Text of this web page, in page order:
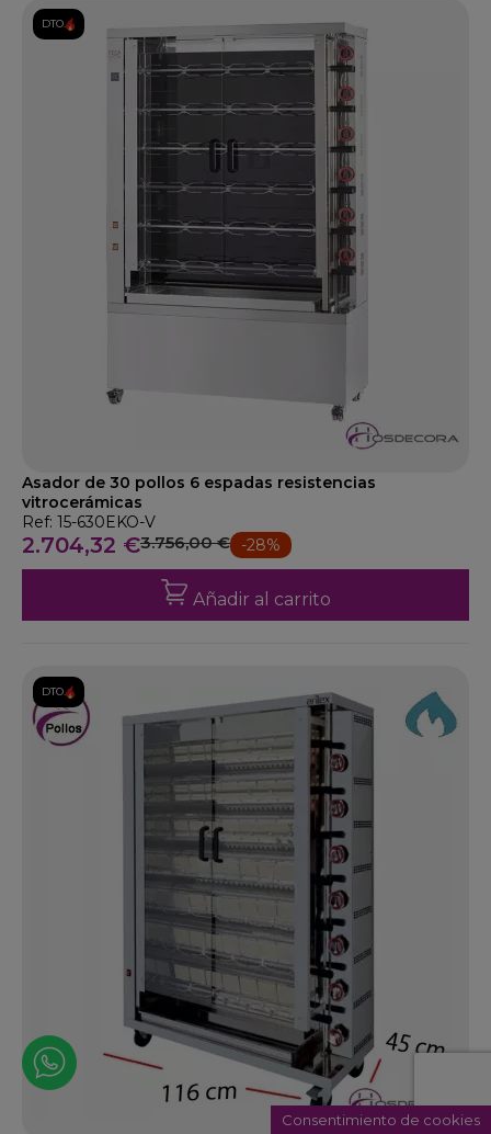
DTO.
Asador de 30 pollos 6 espadas resistencias
vitrocerámicas
Ref: 15-630EKO-V
2.704,32 €3.756,00 € -28%
Añadir al carrito
DTO.
Consentimiento de cookies